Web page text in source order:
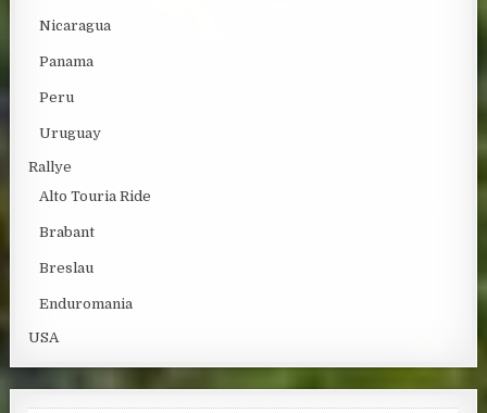
Nicaragua
Panama
Peru
Uruguay
Rallye
Alto Touria Ride
Brabant
Breslau
Enduromania
USA